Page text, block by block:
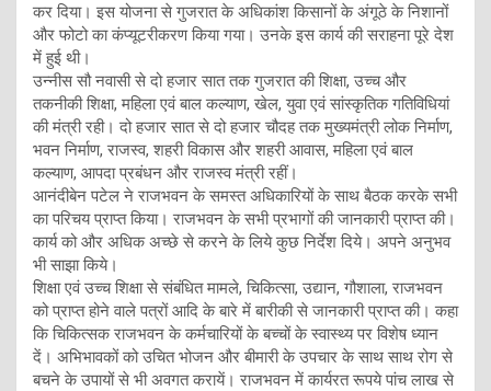
कर दिया। इस योजना से गुजरात के अधिकांश किसानों के अंगूठे के निशानों
और फोटो का कंप्यूटरीकरण किया गया। उनके इस कार्य की सराहना पूरे देश
में हुई थी।
उन्नीस सौ नवासी से दो हजार सात तक गुजरात की शिक्षा, उच्च और
तकनीकी शिक्षा, महिला एवं बाल कल्याण, खेल, युवा एवं सांस्कृतिक गतिविधियां
की मंत्री रही। दो हजार सात से दो हजार चौदह तक मुख्यमंत्री लोक निर्माण,
भवन निर्माण, राजस्व, शहरी विकास और शहरी आवास, महिला एवं बाल
कल्याण, आपदा प्रबंधन और राजस्व मंत्री रहीं।
आनंदीबेन पटेल ने राजभवन के समस्त अधिकारियों के साथ बैठक करके सभी
का परिचय प्राप्त किया। राजभवन के सभी प्रभागों की जानकारी प्राप्त की।
कार्य को और अधिक अच्छे से करने के लिये कुछ निर्देश दिये। अपने अनुभव
भी साझा किये।
शिक्षा एवं उच्च शिक्षा से संबंधित मामले, चिकित्सा, उद्यान, गौशाला, राजभवन
को प्राप्त होने वाले पत्रों आदि के बारे में बारीकी से जानकारी प्राप्त की। कहा
कि चिकित्सक राजभवन के कर्मचारियों के बच्चों के स्वास्थ्य पर विशेष ध्यान
दें। अभिभावकों को उचित भोजन और बीमारी के उपचार के साथ साथ रोग से
बचने के उपायों से भी अवगत करायें। राजभवन में कार्यरत रूपये पांच लाख से